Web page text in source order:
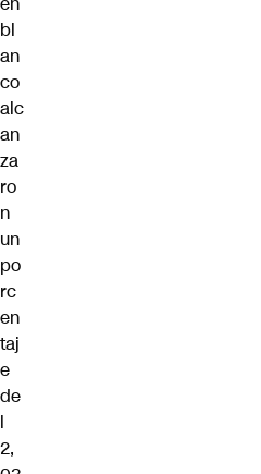
bl
an
co
alc
an
za
ro
n
un
po
rc
en
taj
e
de
l
2,